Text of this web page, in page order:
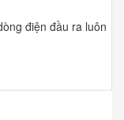
điện đầu ra luôn